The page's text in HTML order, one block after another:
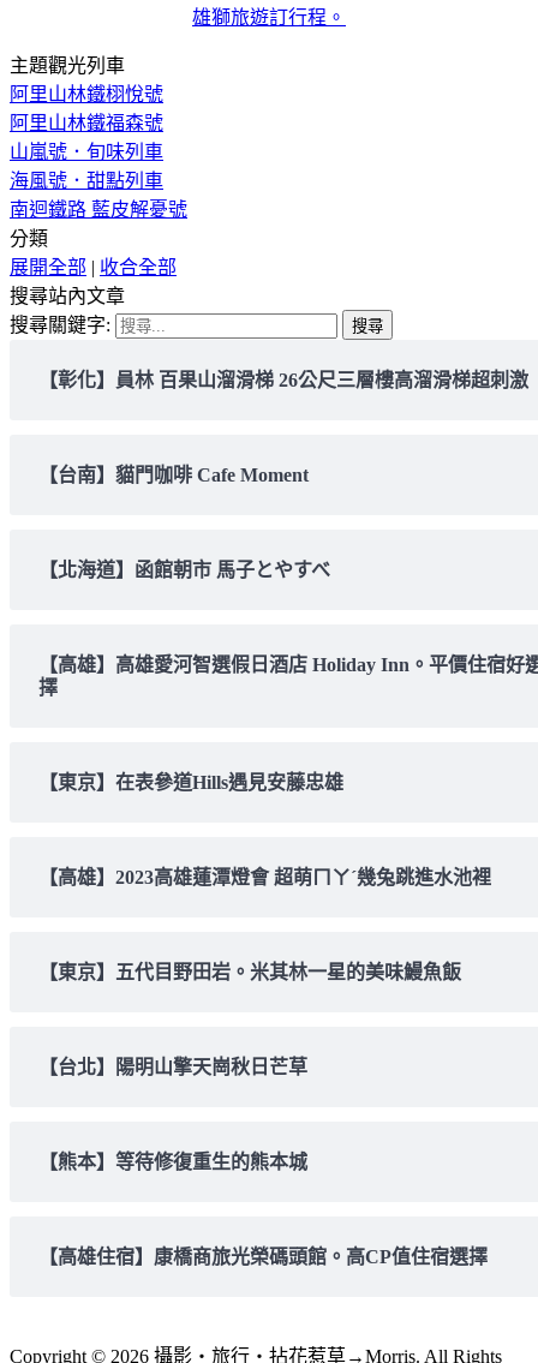
雄獅旅遊訂行程。
主題觀光列車
阿里山林鐵栩悅號
阿里山林鐵福森號
山嵐號．旬味列車
海風號．甜點列車
南迴鐵路 藍皮解憂號
分類
展開全部 | 收合全部
搜尋站內文章
搜尋關鍵字:
【彰化】員林 百果山溜滑梯 26公尺三層樓高溜滑梯超刺激
【台南】貓門咖啡 Cafe Moment
【北海道】函館朝市 馬子とやすべ
【高雄】高雄愛河智選假日酒店 Holiday Inn。平價住宿好
擇
【東京】在表參道Hills遇見安藤忠雄
【高雄】2023高雄蓮潭燈會 超萌ㄇㄚˊ幾兔跳進水池裡
【東京】五代目野田岩。米其林一星的美味鰻魚飯
【台北】陽明山擎天崗秋日芒草
【熊本】等待修復重生的熊本城
【高雄住宿】康橋商旅光榮碼頭館。高CP值住宿選擇
Copyright © 2026 攝影‧旅行‧拈花惹草→Morris. All Rights